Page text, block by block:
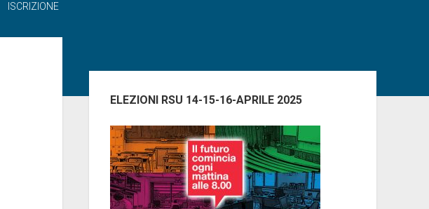
ISCRIZIONE
laterale
ELEZIONI RSU 14-15-16-APRILE 2025